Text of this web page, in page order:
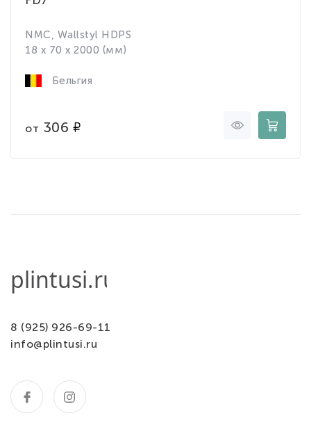
NMC, Wallstyl HDPS
18 x 70 x 2000 (мм)
Бельгия
от 306
8 (925) 926-69-11
info@plintusi.ru